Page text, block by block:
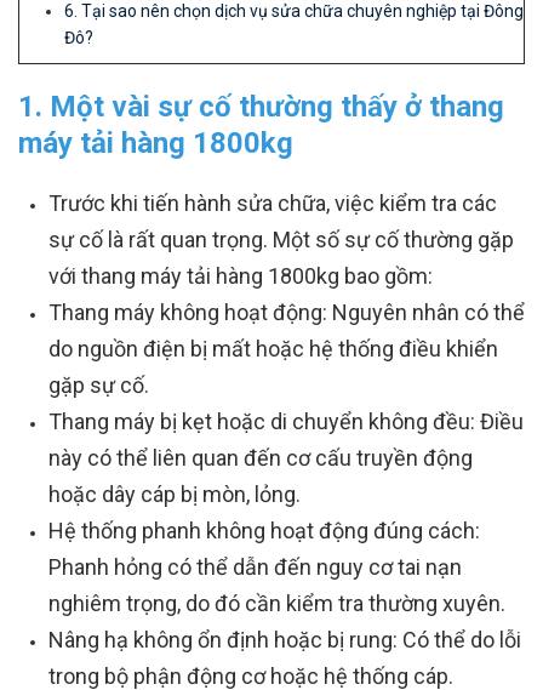
6. Tại sao nên chọn dịch vụ sửa chữa chuyên nghiệp tại Đông
Đô?
1. Một vài sự cố thường thấy ở thang
máy tải hàng 1800kg
Trước khi tiến hành sửa chữa, việc kiểm tra các
sự cố là rất quan trọng. Một số sự cố thường gặp
với thang máy tải hàng 1800kg bao gồm:
Thang máy không hoạt động: Nguyên nhân có thể
do nguồn điện bị mất hoặc hệ thống điều khiển
gặp sự cố.
Thang máy bị kẹt hoặc di chuyển không đều: Điều
này có thể liên quan đến cơ cấu truyền động
hoặc dây cáp bị mòn, lỏng.
Hệ thống phanh không hoạt động đúng cách:
Phanh hỏng có thể dẫn đến nguy cơ tai nạn
nghiêm trọng, do đó cần kiểm tra thường xuyên.
Nâng hạ không ổn định hoặc bị rung: Có thể do lỗi
trong bộ phận động cơ hoặc hệ thống cáp.